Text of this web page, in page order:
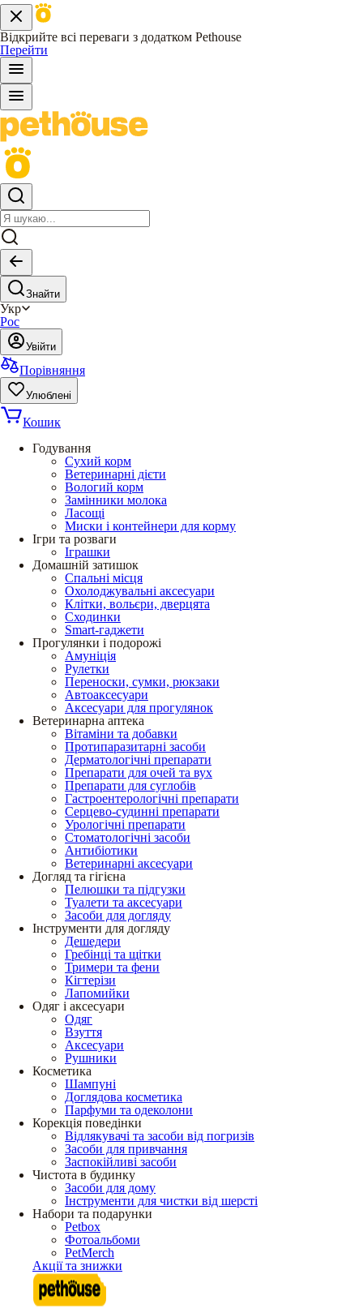
Відкрийте всі переваги з додатком Pethouse
Перейти
Знайти
Укр
Рос
Увійти
Порівняння
Улюблені
Кошик
Годування
Сухий корм
Ветеринарні дієти
Вологий корм
Замінники молока
Ласощі
Миски і контейнери для корму
Ігри та розваги
Іграшки
Домашній затишок
Спальні місця
Охолоджувальні аксесуари
Клітки, вольєри, дверцята
Сходинки
Smart-гаджети
Прогулянки і подорожі
Амуніція
Рулетки
Переноски, сумки, рюкзаки
Автоаксесуари
Аксесуари для прогулянок
Ветеринарна аптека
Вітаміни та добавки
Протипаразитарні засоби
Дерматологічні препарати
Препарати для очей та вух
Препарати для суглобів
Гастроентерологічні препарати
Серцево-судинні препарати
Урологічні препарати
Стоматологічні засоби
Антибіотики
Ветеринарні аксесуари
Догляд та гігієна
Пелюшки та підгузки
Туалети та аксесуари
Засоби для догляду
Інструменти для догляду
Дешедери
Гребінці та щітки
Тримери та фени
Кігтерізи
Лапомийки
Одяг і аксесуари
Одяг
Взуття
Аксесуари
Рушники
Косметика
Шампуні
Доглядова косметика
Парфуми та одеколони
Корекція поведінки
Відлякувачі та засоби від погризів
Засоби для привчання
Заспокійливі засоби
Чистота в будинку
Засоби для дому
Інструменти для чистки від шерсті
Набори та подарунки
Petbox
Фотоальбоми
PetMerch
Акції та знижки